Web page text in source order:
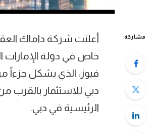
مشاركة
أعلنت شركة داماك
خاص في دولة الإمارات
فيوز، الذي يشكل جزءاً
دبي للاستثمار
الرئيسية في دبي.